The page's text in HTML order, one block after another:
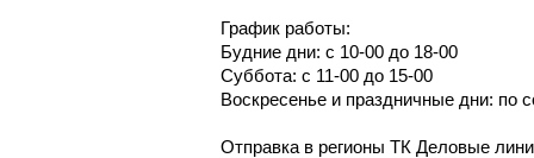
График работы:
Будние дни: с 10-00 до 18-00
Суббота: с 11-00 до 15-00
Воскресенье и праздничные дни: по
Отправка в регионы ТК Деловые